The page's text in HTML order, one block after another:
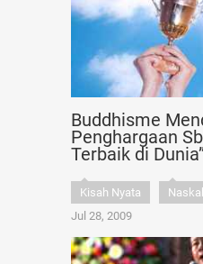
Buddhisme
Penghargaan
Terbaik di
Kisah Nyata
Jul 28, 2009